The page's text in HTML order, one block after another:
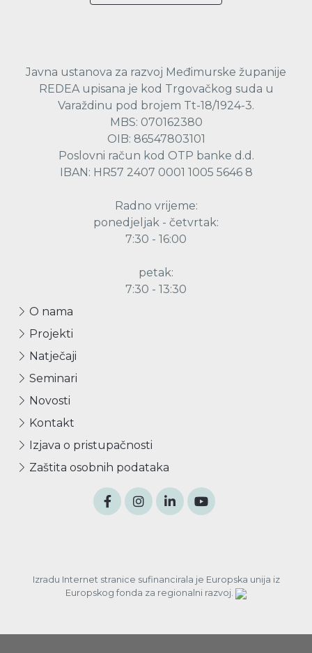
Javna ustanova za razvoj Međimurske županije
REDEA upisana je kod Trgovačkog suda u
Varaždinu pod brojem Tt-18/1924-3.
MBS: 070162380
OIB: 86547803101
Poslovni račun kod OTP banke d.d.
IBAN: HR57 2407 0001 1005 5646 8
Radno vrijeme:
ponedjeljak - četvrtak:
7:30 - 16:00
petak:
7:30 - 13:30
O nama
Projekti
Natječaji
Seminari
Novosti
Kontakt
Izjava o pristupačnosti
Zaštita osobnih podataka
Izradu Internet stranice sufinancirala je Europska unija iz
Europskog fonda za regionalni razvoj.